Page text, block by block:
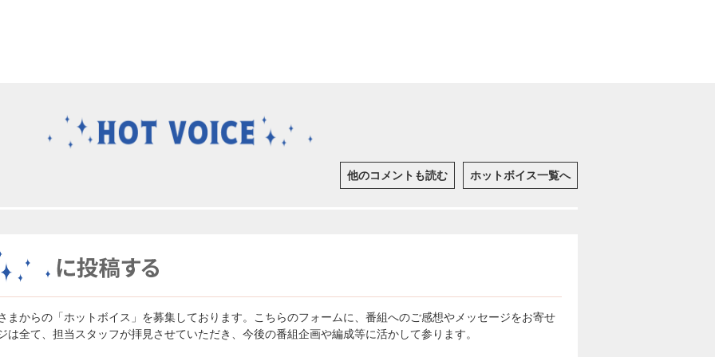
他のコメントも読む ホットボイス一覧へ
まからの「ホットボイス」を募集しております。こちらのフォームに、番組へのご感想やメッセージをお寄せ
全て、担当スタッフが拝見させていただき、今後の番組企画や編成等に活かして参ります。